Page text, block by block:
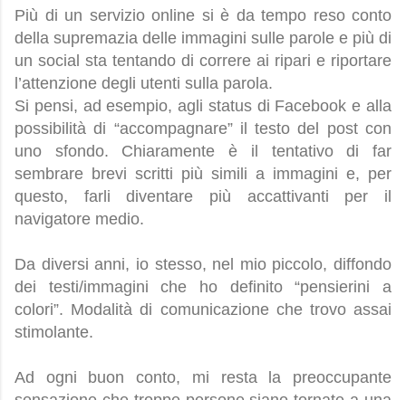
Più di un servizio online si è da tempo reso conto
della supremazia delle immagini sulle parole e più di
un social sta tentando di correre ai ripari e riportare
l’attenzione degli utenti sulla parola.
Si pensi, ad esempio, agli status di Facebook e alla
possibilità di “accompagnare” il testo del post con
uno sfondo. Chiaramente è il tentativo di far
sembrare brevi scritti più simili a immagini e, per
questo, farli diventare più accattivanti per il
navigatore medio.
Da diversi anni, io stesso, nel mio piccolo, diffondo
dei testi/immagini che ho definito “pensierini a
colori”. Modalità di comunicazione che trovo assai
stimolante.
Ad ogni buon conto, mi resta la preoccupante